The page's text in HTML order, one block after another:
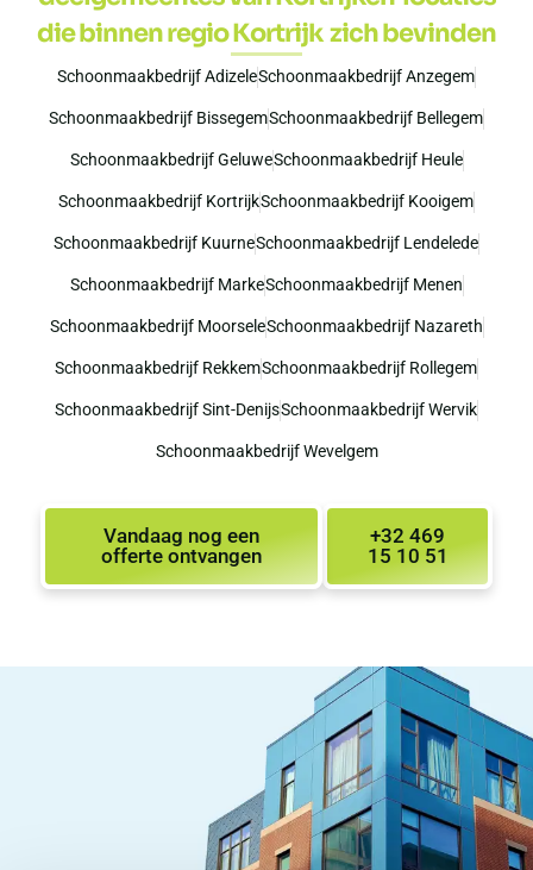
die binnen regio Kortrijk zich bevinden
Schoonmaakbedrijf AdizeleSchoonmaakbedrijf Anzegem
Schoonmaakbedrijf BissegemSchoonmaakbedrijf Bellegem
Schoonmaakbedrijf GeluweSchoonmaakbedrijf Heule
Schoonmaakbedrijf KortrijkSchoonmaakbedrijf Kooigem
Schoonmaakbedrijf KuurneSchoonmaakbedrijf Lendelede
Schoonmaakbedrijf MarkeSchoonmaakbedrijf Menen
Schoonmaakbedrijf MoorseleSchoonmaakbedrijf Nazareth
Schoonmaakbedrijf RekkemSchoonmaakbedrijf Rollegem
Schoonmaakbedrijf Sint-DenijsSchoonmaakbedrijf Wervik
Schoonmaakbedrijf Wevelgem
+32 469
15 10 51
Vandaag nog een
offerte ontvangen